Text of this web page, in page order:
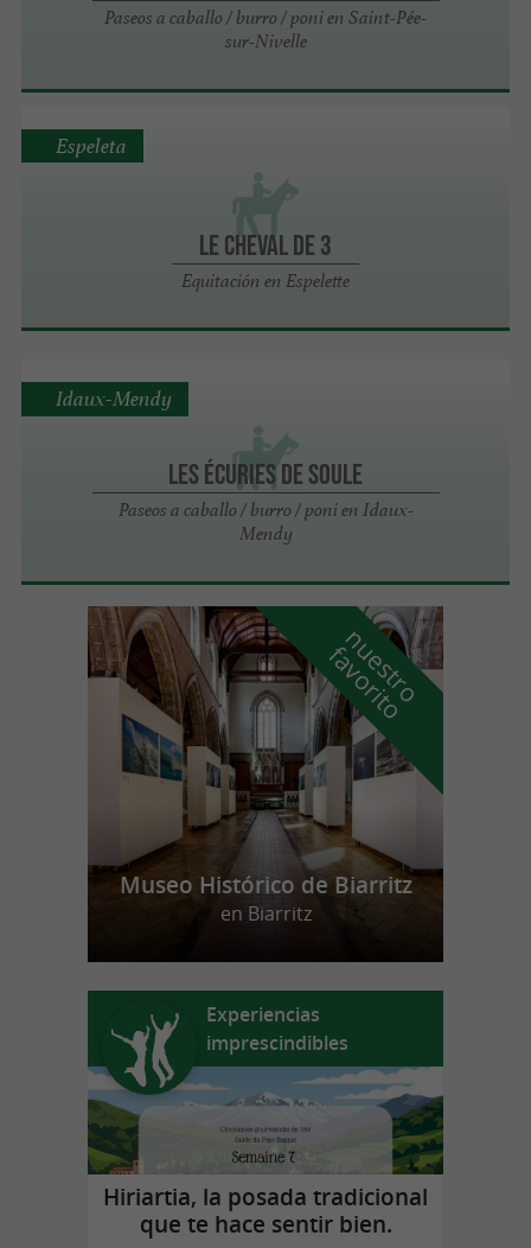
Paseos a caballo / burro / poni en Saint-Pée-
sur-Nivelle
LE CHEVAL DE 3
Equitación en Espelette
Espeleta
Les écuries de Soule
Paseos a caballo / burro / poni en Idaux-
Mendy
Idaux-Mendy
n
u
e
s
t
r
o
f
a
v
o
r
i
t
o
Museo Histórico de Biarritz
en Biarritz
Experiencias
imprescindibles
Hiriartia, la posada tradicional
que te hace sentir bien.